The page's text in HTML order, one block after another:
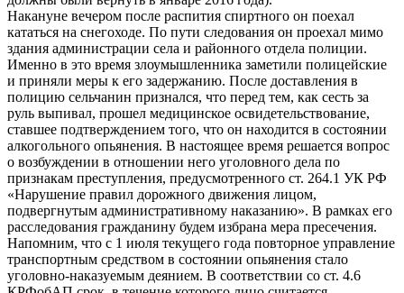
Накануне вечером после распития спиртного он поехал
кататься на снегоходе. По пути следования он проехал мимо
здания администрации села и районного отдела полиции.
Именно в это время злоумышленника заметили полицейские
и приняли меры к его задержанию. После доставления в
полицию сельчанин признался, что перед тем, как сесть за
руль выпивал, прошел медицинское освидетельствование,
ставшее подтверждением того, что он находится в состоянии
алкогольного опьянения. В настоящее время решается вопрос
о возбуждении в отношении него уголовного дела по
признакам преступления, предусмотренного ст. 264.1 УК РФ
«Нарушение правил дорожного движения лицом,
подвергнутым административному наказанию». В рамках его
расследования гражданину будем избрана мера пресечения.
Напомним, что с 1 июля текущего года повторное управление
транспортным средством в состоянии опьянения стало
уголовно-наказуемым деянием. В соответствии со ст. 4.6